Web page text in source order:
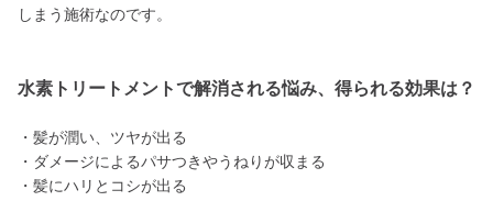
しまう施術なのです。
水素トリートメントで解消される悩み、得られる効果は？
・髪が潤い、ツヤが出る
・ダメージによるパサつきやうねりが収まる
・髪にハリとコシが出る